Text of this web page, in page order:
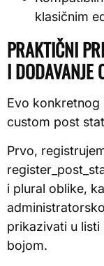
klasičnim
PRAKTIČNI
I DODAVANJE
Evo
custom post
Prvo,
i plural oblike,
prikazivati u
bojom.